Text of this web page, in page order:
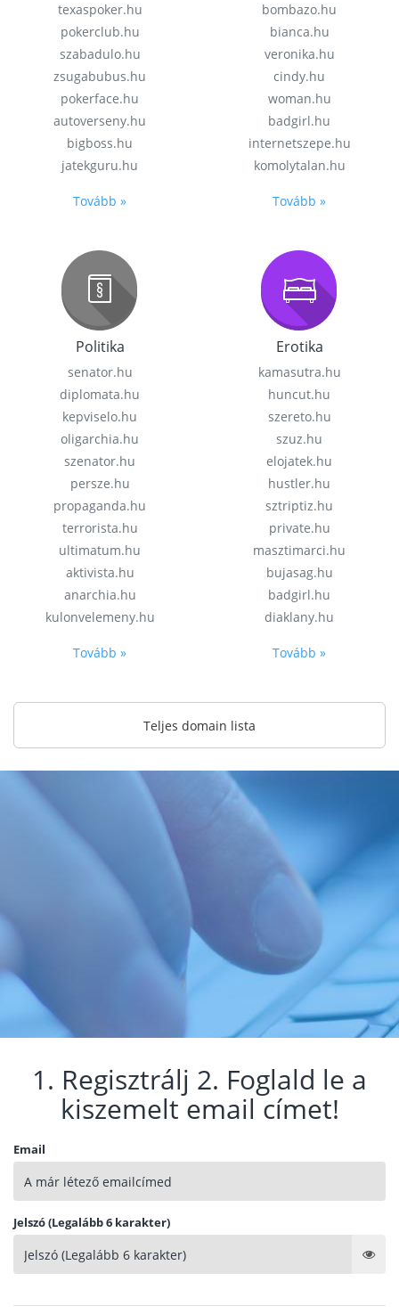
texaspoker.hu
pokerclub.hu
szabadulo.hu
zsugabubus.hu
pokerface.hu
autoverseny.hu
bigboss.hu
jatekguru.hu
Tovább »
bombazo.hu
bianca.hu
veronika.hu
cindy.hu
woman.hu
badgirl.hu
internetszepe.hu
komolytalan.hu
Tovább »
Politika
senator.hu
diplomata.hu
kepviselo.hu
oligarchia.hu
szenator.hu
persze.hu
propaganda.hu
terrorista.hu
ultimatum.hu
aktivista.hu
anarchia.hu
kulonvelemeny.hu
Tovább »
Erotika
kamasutra.hu
huncut.hu
szereto.hu
szuz.hu
elojatek.hu
hustler.hu
sztriptiz.hu
private.hu
masztimarci.hu
bujasag.hu
badgirl.hu
diaklany.hu
Tovább »
Teljes domain lista
1. Regisztrálj 2. Foglald le a
kiszemelt email címet!
Email
Jelszó (Legalább 6 karakter)